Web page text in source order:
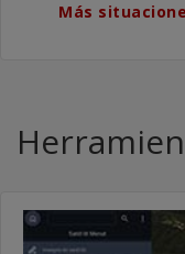
Más